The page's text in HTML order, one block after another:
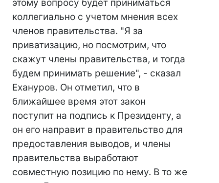
этому вопросу будет приниматься
коллегиально с учетом мнения всех
членов правительства. "Я за
приватизацию, но посмотрим, что
скажут члены правительства, и тогда
будем принимать решение", - сказал
Ехануров. Он отметил, что в
ближайшее время этот закон
поступит на подпись к Президенту, а
он его направит в правительство для
предоставления выводов, и члены
правительства выработают
совместную позицию по нему. В то же